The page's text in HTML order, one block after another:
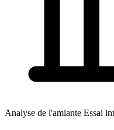
Analyse de l'amiante Essai